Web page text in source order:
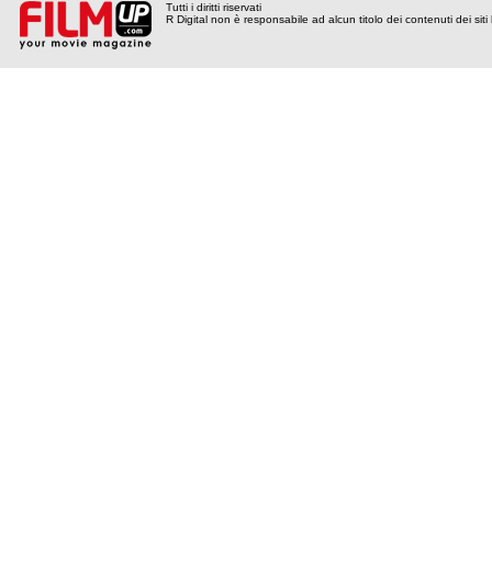
Tutti i diritti riservati
R Digital non è responsabile ad alcun titolo dei contenuti dei siti